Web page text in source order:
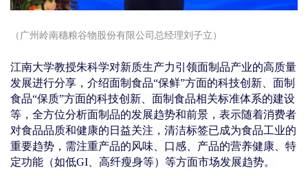
（广州岭南穗粮谷物股份有限公司 总经理刘子立）
江南大学教授朱科学对新质生产力引领面制品产业的高质量
发展进行分享，介绍面制食品“保鲜”方面的科技创新、面制
食品“保质”方面的科技创新、面制食品相关标准体系的建设
等，全方位分析面制品的发展趋势和前景，表示随着消费者
对食品品质和健康的日益关注，清洁标签已成为食品工业的
重要趋势，需注重产品的风味、口感 、产品的营养健康、特
定功能（如低GI、高纤瘦身等）等方面市场发展趋势。